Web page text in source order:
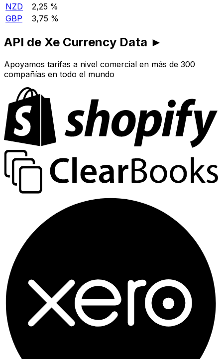
NZD
2,25 %
GBP
3,75 %
API de Xe Currency Data ►
Apoyamos tarifas a nivel comercial en más de 300
compañías en todo el mundo